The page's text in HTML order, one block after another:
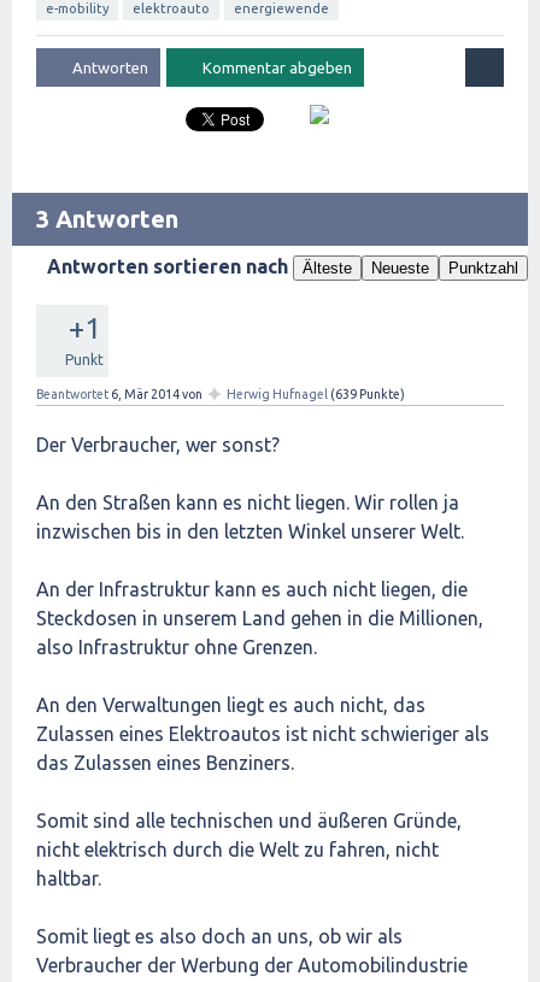
e-mobility elektroauto energiewende
3 Antworten
Antworten sortieren nach Älteste Neueste Punktzahl
+1
Punkt
Beantwortet 6, Mär 2014von ✦ Herwig Hufnagel (639 Punkte)
Der Verbraucher, wer sonst?
An den Straßen kann es nicht liegen. Wir rollen ja
inzwischen bis in den letzten Winkel unserer Welt.
An der Infrastruktur kann es auch nicht liegen, die
Steckdosen in unserem Land gehen in die Millionen,
also Infrastruktur ohne Grenzen.
An den Verwaltungen liegt es auch nicht, das
Zulassen eines Elektroautos ist nicht schwieriger als
das Zulassen eines Benziners.
Somit sind alle technischen und äußeren Gründe,
nicht elektrisch durch die Welt zu fahren, nicht
haltbar.
Somit liegt es also doch an uns, ob wir als
Verbraucher der Werbung der Automobilindustrie